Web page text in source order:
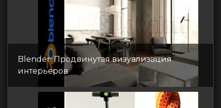
Blender: Продвинутая визуализация
интерьеров